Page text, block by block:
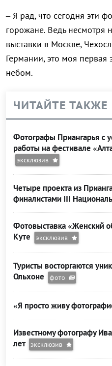
– Я рад, что сегодня эти
горожане. Ведь несмотря
выставки в Москве,
Германии, это моя
небом.
ЧИТАЙТЕ ТАКЖЕ
Фотографы Приангарья с
работы на фестивале
эксклюзив
Четыре проекта из
финалистами III
Фотовыставка «Женский
Куте
эксклюзив
Туристы восторгаются
Ольхоне
фото
«Я просто живу
Известному фотографу
лет эксклюзив